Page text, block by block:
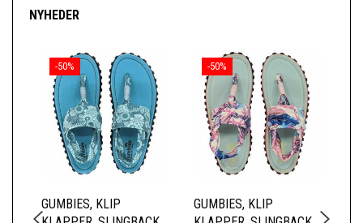
NYHEDER
-50%
GUMBIES, KLIP
-50%
GUMBIES, KLIP